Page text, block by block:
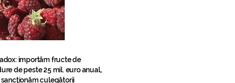
importăm fructe de
de peste 25 mil. euro anual,
culegătorii